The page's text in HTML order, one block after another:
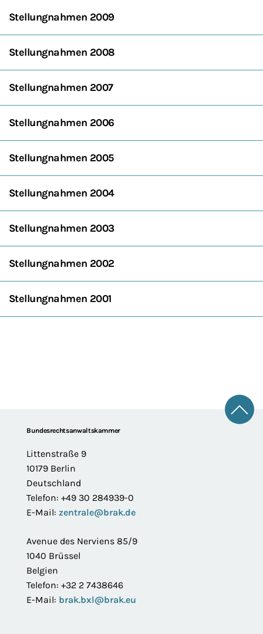
Stellungnahmen 2009
Stellungnahmen 2008
Stellungnahmen 2007
Stellungnahmen 2006
Stellungnahmen 2005
Stellungnahmen 2004
Stellungnahmen 2003
Stellungnahmen 2002
Stellungnahmen 2001
FooterBundesrechtsanwaltskammer
Littenstraße 9
10179 Berlin
Deutschland
Telefon: +49 30 284939-0
E-Mail: zentrale@brak.de
Avenue des Nerviens 85/9
1040 Brüssel
Belgien
Telefon: +32 2 7438646
E-Mail: brak.bxl@brak.eu